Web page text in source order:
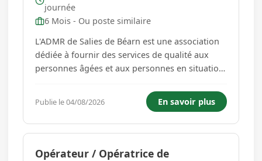
journée
6 Mois - Ou poste similaire
L'ADMR de Salies de Béarn est une association
dédiée à fournir des services de qualité aux
personnes âgées et aux personnes en situation
la qualité de vie de nos bénéficiaires en leur
offrant un soutien personnalisé et
professionnel à domici...
Publie le 04/08/2026 En savoir plus
Opérateur / Opératrice de